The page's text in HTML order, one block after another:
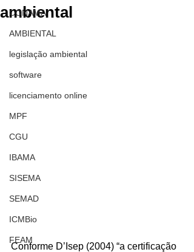
CONAMA
AMBIENTAL
legislação ambiental
software
licenciamento online
MPF
CGU
IBAMA
SISEMA
SEMAD
ICMBio
FEAM
ambiental
Conforme D’Isep (2004) “a certificação